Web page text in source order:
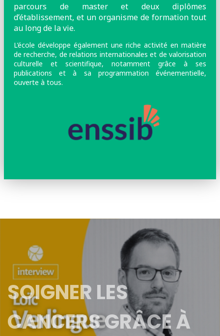
parcours de master et deux diplômes
d’établissement, et un organisme de formation tout
au long de la vie.
L’école développe également une riche activité en matière
de recherche, de relations internationales et de valorisation
culturelle et scientifique, notamment grâce à ses
publications et à sa programmation événementielle,
ouverte à tous.
SOIGNER LES
CANCERS GRÂCE À